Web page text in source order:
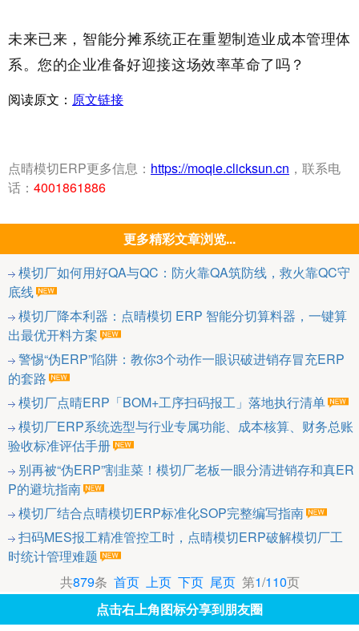
未来已来，智能分摊系统正在重塑制造业成本管理体
系。您的企业准备好迎接这场效率革命了吗？
阅读原文： 原文链接
点晴模切ERP更多信息： https://moqie.clicksun.cn ，联系电
话： 4001861886
更多精彩文章浏览...
模切厂如何用好QA与QC：防火靠QA筑防线，救火靠QC守
底线
模切厂降本利器：点晴模切 ERP 智能分切算料器，一键算
出最优开料方案
警惕“伪ERP”陷阱：教你3个动作一眼识破进销存冒充ERP
的套路
模切厂点晴ERP「BOM+工序扫码报工」落地执行清单
模切厂ERP系统选型与行业专属功能、成本核算、财务总账
验收标准评估手册
别再被“伪ERP”割韭菜！模切厂老板一眼分清进销存和真ER
P的避坑指南
模切厂结合点晴模切ERP标准化SOP完整编写指南
扫码MES报工精准管控工时，点晴模切ERP破解模切厂工
时统计管理难题
共879条 首页 上页 下页 尾页第1/110页
点击右上角图标分享到朋友圈